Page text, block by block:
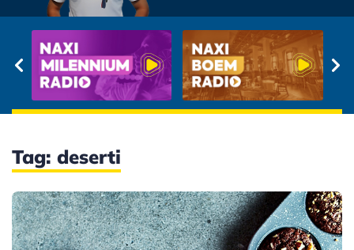
Tag: deserti